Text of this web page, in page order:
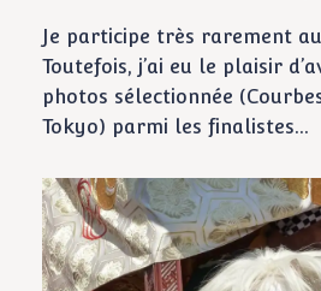
Je participe très rarement
Toutefois, j’ai eu le plaisir
photos sélectionnée
Tokyo) parmi les finalistes...